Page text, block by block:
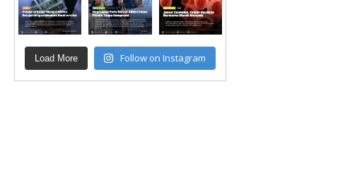
Load More Follow on Instagram